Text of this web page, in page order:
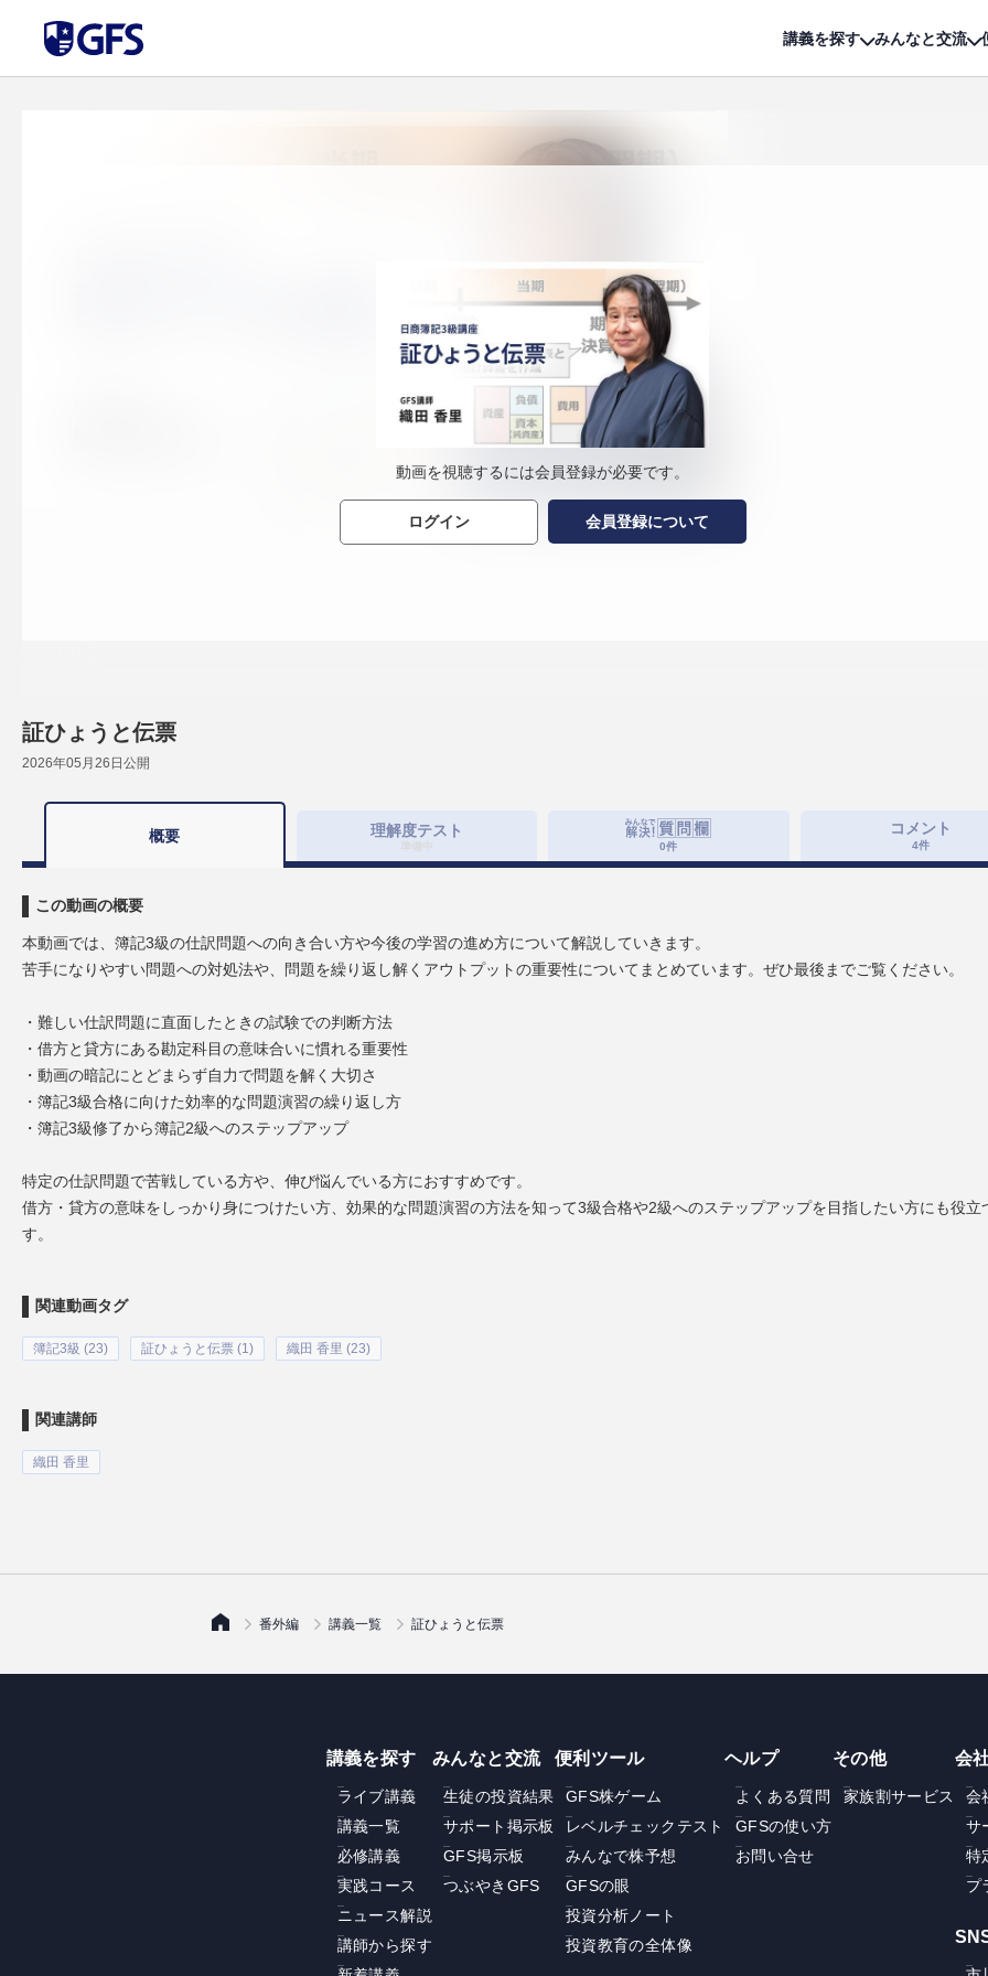
講義を探す みんなと交流
動画を視聴するには会員登録が必要です。
ログイン 会員登録について
証ひょうと伝票
2026年05月26日 公開
概要 理解度テスト
準備中 0件
コメント
4件
この動画の概要
本動画では、簿記3級の仕訳問題への向き合い方や今後の学習の進め方について解説していきます。
苦手になりやすい問題への対処法や、問題を繰り返し解くアウトプットの重要性についてまとめています。ぜひ最後までご覧ください。
・難しい仕訳問題に直面したときの試験での判断方法
・借方と貸方にある勘定科目の意味合いに慣れる重要性
・動画の暗記にとどまらず自力で問題を解く大切さ
・簿記3級合格に向けた効率的な問題演習の繰り返し方
・簿記3級修了から簿記2級へのステップアップ
特定の仕訳問題で苦戦している方や、伸び悩んでいる方におすすめです。
借方・貸方の意味をしっかり身につけたい方、効果的な問題演習の方法を知って3級合格や2級へのステップアップを目指したい方にも役立
す。
関連動画タグ
簿記3級 (23) 証ひょうと伝票 (1) 織田 香里 (23)
関連講師
織田 香里
番外編 講義一覧 証ひょうと伝票
講義を探す
ライブ講義
講義一覧
必修講義
実践コース
ニュース解説
講師から探す
みんなと交流
生徒の投資結果
サポート掲示板
GFS掲示板
つぶやきGFS
便利ツール
GFS株ゲーム
レベルチェックテスト
みんなで株予想
GFSの眼
投資分析ノート
投資教育の全体像
ヘルプ
よくある質問
GFSの使い方
お問い合せ
その他
家族割サービス
会
会
サ
特
プ